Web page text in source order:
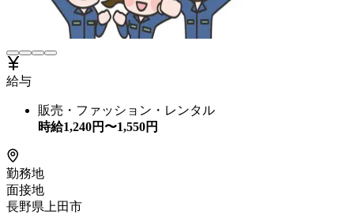
給与
販売・ファッション・レンタル
時給1,240円〜1,550円
勤務地
面接地
長野県上田市